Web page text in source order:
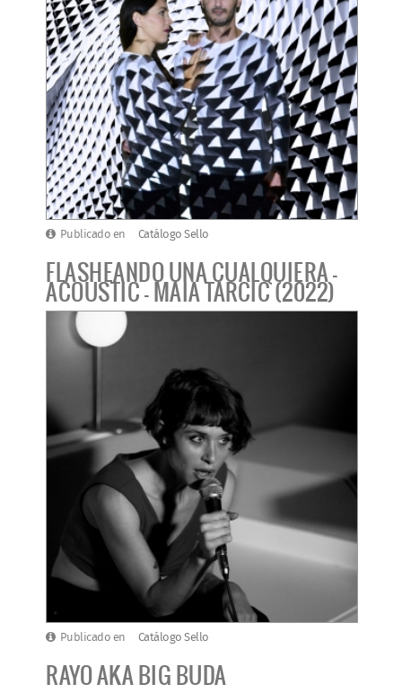
Publicado en Catálogo Sello
FLASHEANDO UNA CUALQUIERA -
ACOUSTIC - MAIA TARCIC (2022)
Publicado en Catálogo Sello
RAYO AKA BIG BUDA